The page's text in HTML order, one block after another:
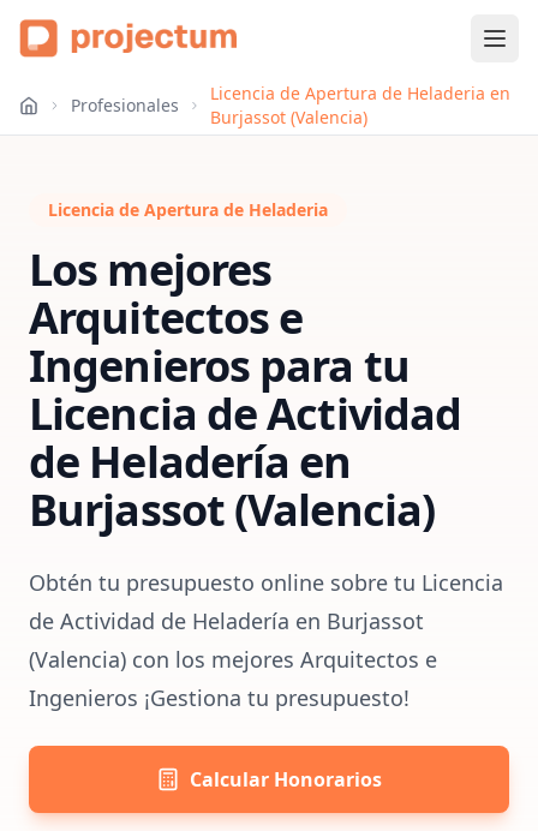
Profesionales
Licencia de Apertura de Heladeria en
Burjassot (Valencia)
Licencia de Apertura de Heladeria
Los mejores
Arquitectos e
Ingenieros para tu
Licencia de Actividad
de Heladería en
Burjassot (Valencia)
Obtén tu presupuesto online sobre tu Licencia
de Actividad de Heladería en Burjassot
(Valencia) con los mejores Arquitectos e
Ingenieros ¡Gestiona tu presupuesto!
Calcular Honorarios